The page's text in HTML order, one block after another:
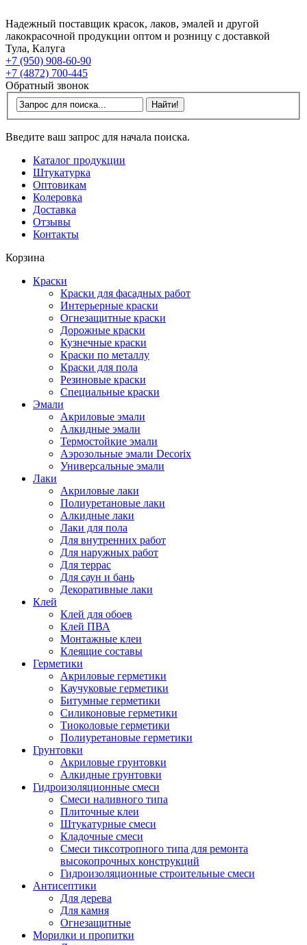
Надежный поставщик красок, лаков, эмалей и другой
лакокрасочной продукции оптом и розницу с доставкой
Тула, Калуга
+7 (950) 908-60-90
+7 (4872) 700-445
Обратный звонок
Введите ваш запрос для начала поиска.
Каталог продукции
Штукатурка
Оптовикам
Колеровка
Доставка
Отзывы
Контакты
Корзина
Краски
Краски для фасадных работ
Интерьерные краски
Огнезащитные краски
Дорожные краски
Кузнечные краски
Краски по металлу
Краски для пола
Резиновые краски
Специальные краски
Эмали
Акриловые эмали
Алкидные эмали
Термостойкие эмали
Аэрозольные эмали Decorix
Универсальные эмали
Лаки
Акриловые лаки
Полиуретановые лаки
Алкидные лаки
Лаки для пола
Для внутренних работ
Для наружных работ
Для террас
Для саун и бань
Декоративные лаки
Клей
Клей для обоев
Клей ПВА
Монтажные клеи
Клеящие составы
Герметики
Акриловые герметики
Каучуковые герметики
Битумные герметики
Силиконовые герметики
Тиоколовые герметики
Полиуретановые герметики
Грунтовки
Акриловые грунтовки
Алкидные грунтовки
Гидроизоляционные смеси
Смеси наливного типа
Плиточные клеи
Штукатурные смеси
Кладочные смеси
Смеси тиксотропного типа для ремонта
высокопрочных конструкций
Гидроизоляционные строительные смеси
Антисептики
Для дерева
Для камня
Огнезащитные
Морилки и пропитки